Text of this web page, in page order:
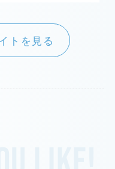
トを見る